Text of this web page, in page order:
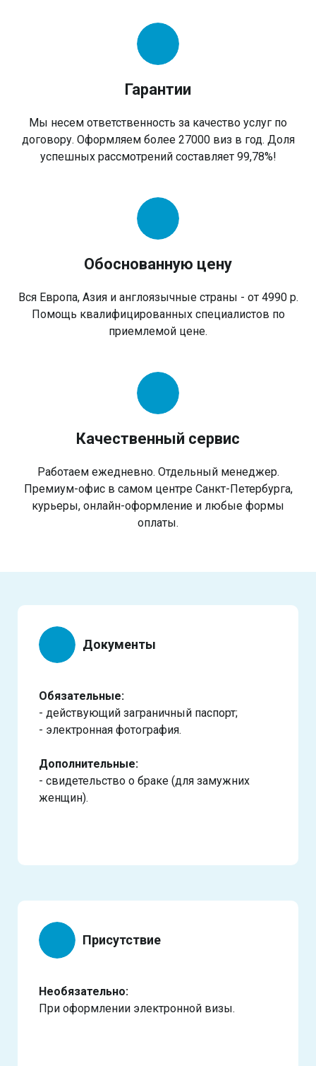
Гарантии
Мы несем ответственность за качество услуг по
договору. Оформляем более 27000 виз в год. Доля
успешных рассмотрений составляет 99,78%!
Обоснованную цену
Вся Европа, Азия и англоязычные страны - от 4990 р.
Помощь квалифицированных специалистов по
приемлемой цене.
Качественный сервис
Работаем ежедневно. Отдельный менеджер.
Премиум-офис в самом центре Санкт-Петербурга,
курьеры, онлайн-оформление и любые формы
оплаты.
Документы
Обязательные:
- действующий заграничный паспорт;
- электронная фотография.
Дополнительные:
- свидетельство о браке (для замужних
женщин).
Присутствие
Необязательно:
При оформлении электронной визы.